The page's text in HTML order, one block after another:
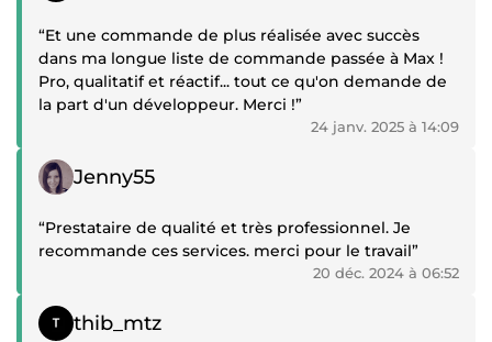
“Et une commande de plus réalisée avec succès
dans ma longue liste de commande passée à Max !
Pro, qualitatif et réactif... tout ce qu'on demande de
la part d'un développeur. Merci !”
24 janv. 2025 à 14:09
Témoignage positif
Jenny55
“Prestataire de qualité et très professionnel. Je
recommande ces services. merci pour le travail”
20 déc. 2024 à 06:52
Témoignage positif
thib_mtz